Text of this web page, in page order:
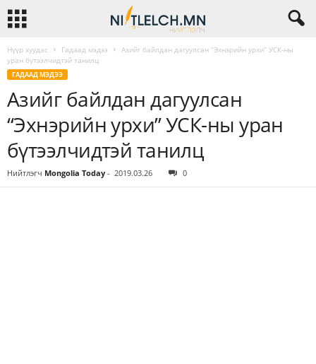
Нүүр хуудас Гадаад мэдээ
Азийг байлдан дагуулсан “Эхнэрийн урхи” УСК-ны
уран бүтээлчидтэй танилц
ГАДААД МЭДЭЭ
Азийг байлдан дагуулсан
“Эхнэрийн урхи” УСК-ны уран
бүтээлчидтэй танилц
Нийтлэгч Mongolia Today - 2019.03.26 0